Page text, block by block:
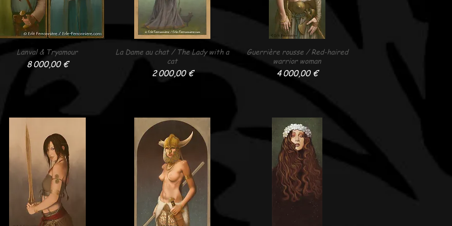
Aperçu rapide
Lanval & Tryamour
Prix
8 000,00 €
Aperçu rapide
La Dame au chat / The Lady with a
cat
Prix
2 000,00 €
Aperçu rapide
Guerrière rousse / Red-haired
warrior woman
Prix
4 000,00 €